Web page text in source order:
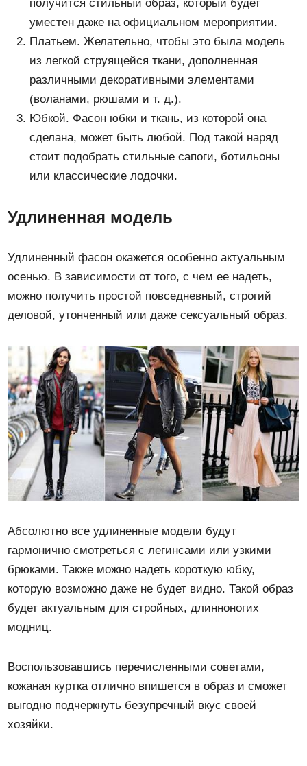
получится стильный образ, который будет
уместен даже на официальном мероприятии.
Платьем. Желательно, чтобы это была модель
из легкой струящейся ткани, дополненная
различными декоративными элементами
(воланами, рюшами и т. д.).
Юбкой. Фасон юбки и ткань, из которой она
сделана, может быть любой. Под такой наряд
стоит подобрать стильные сапоги, ботильоны
или классические лодочки.
Удлиненная модель
Удлиненный фасон окажется особенно актуальным
осенью. В зависимости от того, с чем ее надеть,
можно получить простой повседневный, строгий
деловой, утонченный или даже сексуальный образ.
Абсолютно все удлиненные модели будут
гармонично смотреться с легинсами или узкими
брюками. Также можно надеть короткую юбку,
которую возможно даже не будет видно. Такой образ
будет актуальным для стройных, длинноногих
модниц.
Воспользовавшись перечисленными советами,
кожаная куртка отлично впишется в образ и сможет
выгодно подчеркнуть безупречный вкус своей
хозяйки.